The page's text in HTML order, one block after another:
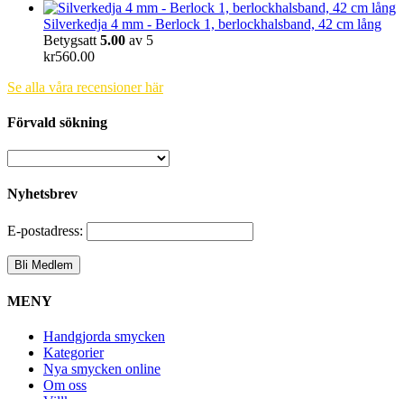
Silverkedja 4 mm - Berlock 1, berlockhalsband, 42 cm lång
Betygsatt 5.00 av 5
kr560.00
Se alla våra recensioner här
Förvald sökning
Nyhetsbrev
E-postadress:
MENY
Handgjorda smycken
Kategorier
Nya smycken online
Om oss